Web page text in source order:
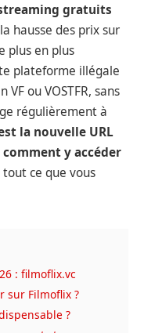
gratuits
hausse des prix sur
plus en plus
plateforme illégale
ou VOSTFR, sans
régulièrement à
la nouvelle URL
comment y accéder
tout ce que vous
: filmoflix.vc
sur Filmoflix ?
?